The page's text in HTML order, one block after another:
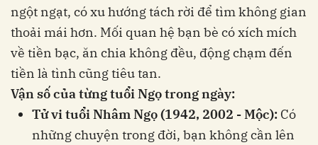
ngột ngạt, có xu hướng tách rời để tìm không gian
thoải mái hơn. Mối quan hệ bạn bè có xích mích
về tiền bạc, ăn chia không đều, động chạm đến
tiền là tình cũng tiêu tan.
Vận số của từng tuổi Ngọ trong ngày:
Tử vi tuổi Nhâm Ngọ (1942, 2002 - Mộc): Có
những chuyện trong đời, bạn không cần lên